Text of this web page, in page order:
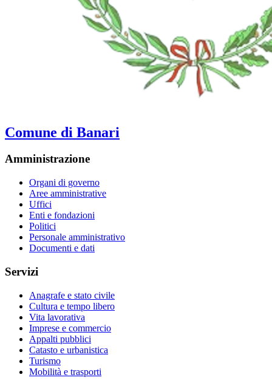
Comune di Banari
Amministrazione
Organi di governo
Aree amministrative
Uffici
Enti e fondazioni
Politici
Personale amministrativo
Documenti e dati
Servizi
Anagrafe e stato civile
Cultura e tempo libero
Vita lavorativa
Imprese e commercio
Appalti pubblici
Catasto e urbanistica
Turismo
Mobilità e trasporti